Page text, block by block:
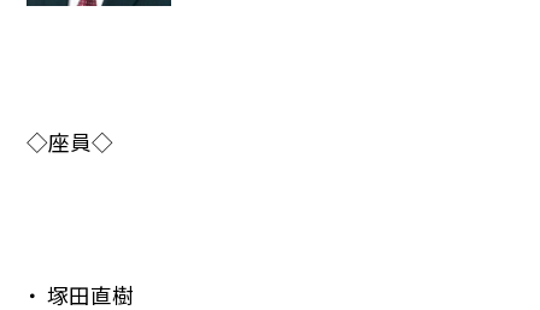
◇座員◇
塚田直樹